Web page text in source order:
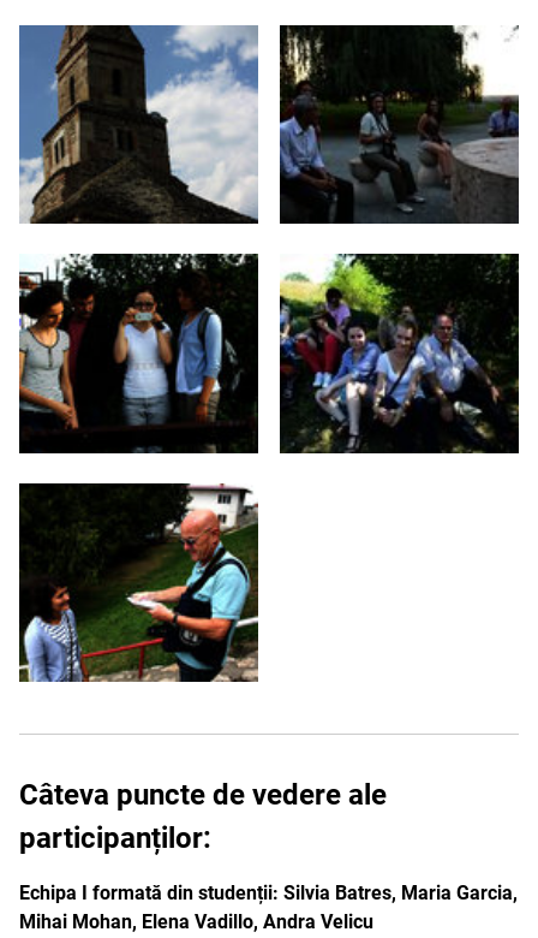
Câteva puncte de vedere ale
participanților:
Echipa I formată din studenții: Silvia Batres, Maria Garcia,
Mihai Mohan, Elena Vadillo, Andra Velicu